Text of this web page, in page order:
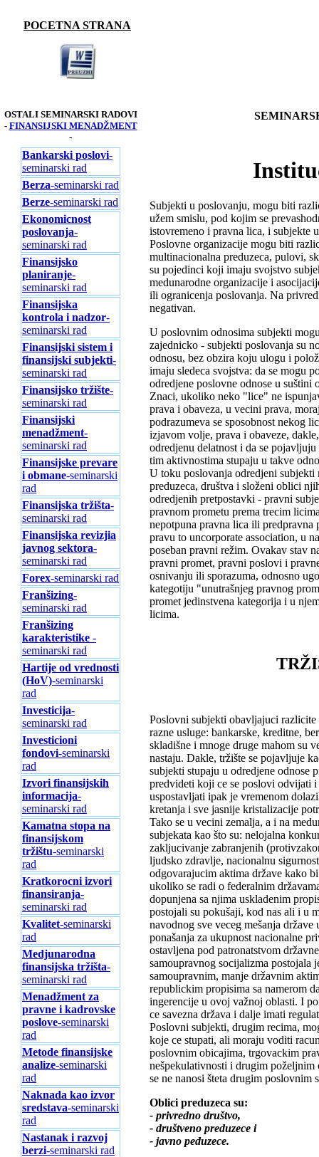
OSTALI SEMINARSKI RADOVI
- FINANSIJSKI MENADŽMENT
-
Bankarski poslovi-
seminarski rad
Berza-seminarski rad
Berze-seminarski rad
Ekonomicnost
poslovanja-
seminarski rad
Finansijsko
planiranje-
seminarski rad
Finansijska
kontrola i nadzor-
seminarski rad
Finansijski sistem i
finansijski subjekti-
seminarski rad
Finansijsko tržište-
seminarski rad
Finansijski
menadžment-
seminarski rad
Finansijske prevare
i obmane-seminarski
rad
Finansijska tržišta-
seminarski rad
Finansijska revizjia
javnog sektora-
seminarski rad
Forex-seminarski rad
Franšizing-
seminarski rad
Franšizing
karakteristike -
seminarski rad
Hartije od vrednosti
(HoV)-seminarski
rad
Investicija-
seminarski rad
Investicioni
fondovi-seminarski
rad
Izvori finansijskih
informacija-
seminarski rad
Kamatna stopa na
finansijskom
tržištu-seminarski
rad
Kratkorocni izvori
finansiranja-
seminarski rad
Kvalitet-seminarski
rad
Medjunarodna
finansijska tržišta-
seminarski rad
Menadžment za
pravne i kadrovske
poslove-seminarski
rad
Metode finansijske
analize-seminarski
rad
Naknada kao izvor
sredstava-seminarski
rad
Nastanak i razvoj
berzi-seminarski rad
POCETNA STRANA
Subjekti u poslovanju, mogu biti
užem smislu, pod kojim se
istovremeno i pravna lica, i subjekte
Poslovne organizacije mogu biti
multinacionalna preduzeca, pulovi,
su pojedinci koji imaju svojstvo
medunarodne organizacije i
ili ogranicenja poslovanja. Na
negativan.
U poslovnim odnosima subjekti
zajednicko - subjekti poslovanja su
odnosu, bez obzira koju ulogu i
imaju sledeca svojstva: da se mogu
odredjene poslovne odnose u
Znaci, ukoliko neko "lice" ne
prava i obaveza, u vecini prava,
podrazumeva se sposobnost nekog
izjavom volje, prava i obaveze,
odredjenu delatnost i da se
tim aktivnostima stupaju u takve
U toku poslovanja odredjeni
preduzeca, društva i složeni oblici
odredjenih pretpostavki - pravni
pravnom prometu prema trecim
nepotpuna pravna lica ili predpravna
pravu to uncorporate association, u
poseban pravni režim. Ovakav stav
pravni promet, pravni poslovi i
osnivanju ili sporazuma, odnosno
kategotiju "unutrašnjeg pravnog
promet jedinstvena kategorija i u
licima.
Poslovni subjekti obavljajuci
razne usluge: bankarske, kreditne,
skladišne i mnoge druge mahom su
nastaju. Dakle, tržište se pojavljuje
subjekti stupaju u odredjene odnose
predvideti koji ce se poslovi odvijati
uspostavljati ipak je vremenom
kretanja i sve jasnije kristalizacije
Tako se u vecini zemalja, a i na
subjekata kao što su: nelojalna
zakljucivanje zabranjenih
ljudsko zdravlje, nacionalnu
odgovarajucim aktima države kako
ukoliko se radi o federalnim
dopunjena sa njima uskladenim
postojali su pokušaji, kod nas ali i u
navodnog sve veceg mešanja
ponašanja za ukupnost nacionalne
ostavljena pod patronatstvom
samoupravnog socijalizma postojala
samoupravnim, manje državnim
republickim propisima sa namerom
ingerencije u ovoj važnoj oblasti. I
ce savezna država i dalje imati
Poslovni subjekti, drugim recima,
koje ce stupati, ali moraju voditi
poslovnim obicajima, trgovackim
nešpekulativnosti i drugim
se ne nanosi šteta drugim poslovnim
Oblici preduzeca su:
- privredno društvo,
- društveno preduzece i
- javno peduzece.